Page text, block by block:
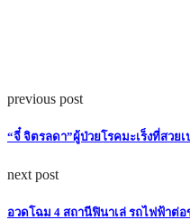
previous post
“จี๋ จิตรลดา”ผู้ป่วยโรคมะเร็งที่สวย
next post
อวดโฉม 4 สถานีฟินาเล่ รถไฟฟ้าต่อ